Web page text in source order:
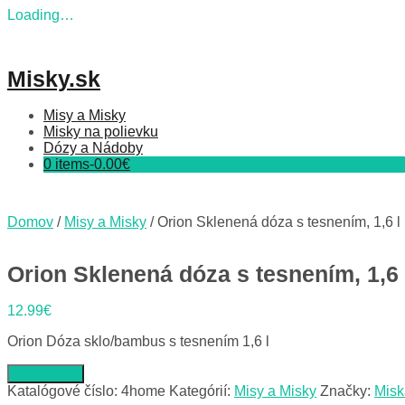
Loading…
Misky.sk
Misy a Misky
Misky na polievku
Dózy a Nádoby
0 items-0.00€
Domov / Misy a Misky / Orion Sklenená dóza s tesnením, 1,6 l
Orion Sklenená dóza s tesnením, 1,6
12.99€
Orion Dóza sklo/bambus s tesnením 1,6 l
Katalógové číslo: 4home Kategórií: Misy a Misky Značky: